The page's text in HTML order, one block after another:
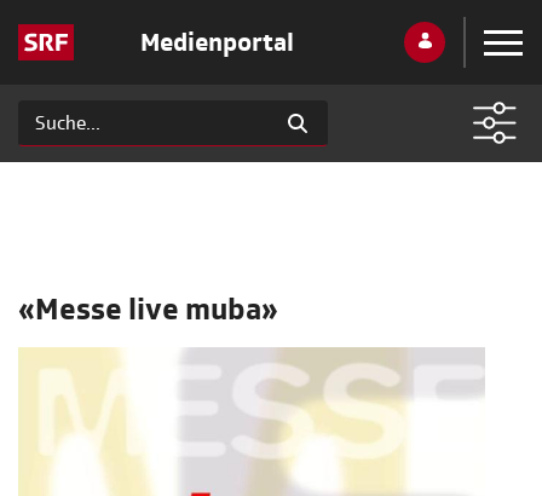
Medienportal
«Messe live muba»